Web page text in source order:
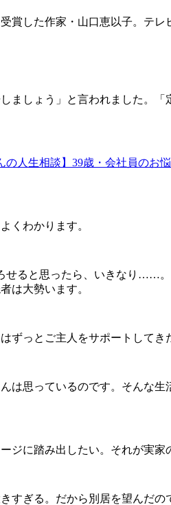
賞した作家・山口恵以子。テ
しょう」と言われました。
の人生相談】39歳・会社員のお
くわかります。
ると思ったら、いきなり……
は大勢います。
ずっとご主人をサポートしてき
思っているのです。そんな
に踏み出したい。それが実
すぎる。だから別居を望んだの